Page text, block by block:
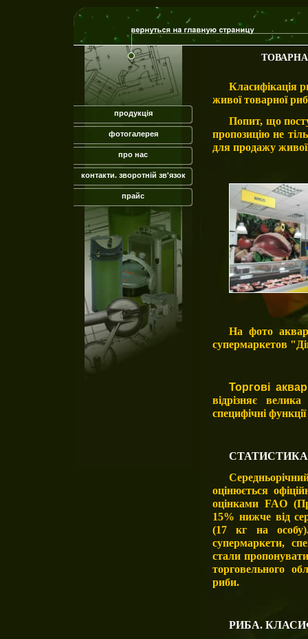
продукція
фотогалерея
про нас
контакти. зворотній зв'язок
прайс
Класифікація
живої товарної
Попит, що
пропозицію не
для продажу
На фото
супермаркетов
Торгові
відрізняє
специфічні
оцінюється
оцінками FAO
15% нижче від
(17 кг на
супермаркети,
стали
торговельного
риби.
РИБА.